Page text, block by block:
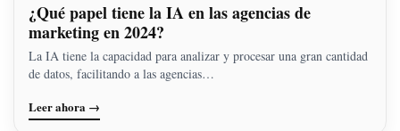
¿Qué papel tiene la IA en las agencias de
marketing en 2024?
La IA tiene la capacidad para analizar y procesar una gran cantidad
de datos, facilitando a las agencias…
Leer ahora →